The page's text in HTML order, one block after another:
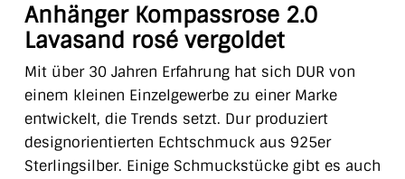
Anhänger Kompassrose 2.0
Lavasand rosé vergoldet
Mit über 30 Jahren Erfahrung hat sich DUR von
einem kleinen Einzelgewerbe zu einer Marke
entwickelt, die Trends setzt. Dur produziert
designorientierten Echtschmuck aus 925er
Sterlingsilber. Einige Schmuckstücke gibt es auch